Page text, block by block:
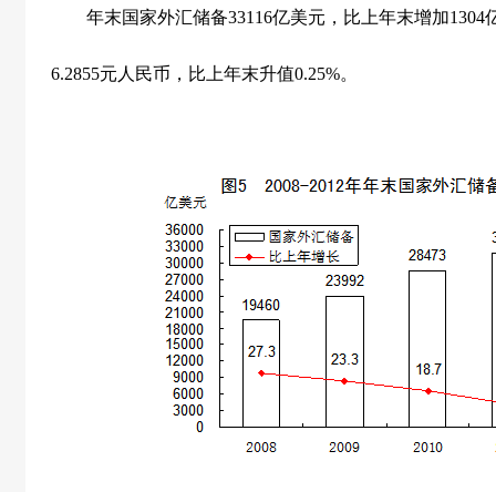
年末国家外汇储备33116亿美元，比上年末增加1304
6.2855元人民币，比上年末升值0.25%。